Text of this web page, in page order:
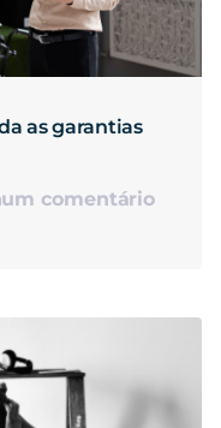
as garantias
comentário